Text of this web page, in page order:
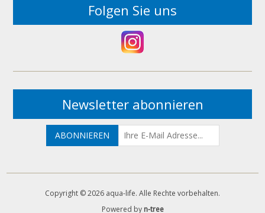
Folgen Sie uns
Newsletter abonnieren
Copyright © 2026 aqua-life. Alle Rechte vorbehalten.
Powered by n-tree